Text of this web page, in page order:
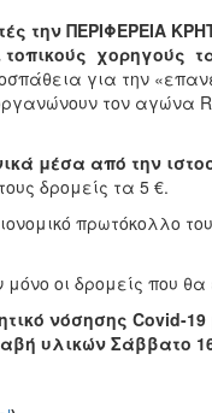
τηνΠΕΡΙΦΕΡΕΙΑ
τοπικoύς χορηγούς
για την
τον αγώνα
μέσα από την
δρομείς τα 5 €.
πρωτόκολλο
οι δρομείς που θα
νόσησης Covid-19
υλικών Σάββατο